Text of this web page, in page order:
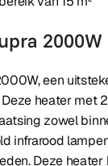
een
Deze heater met
zowel
infrarood
Deze heater